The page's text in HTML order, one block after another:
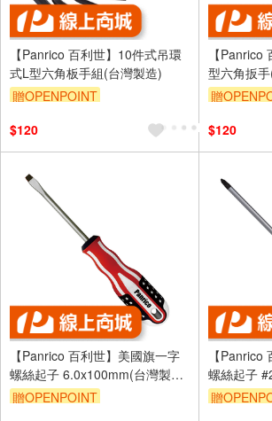
【Panrico 百利世】10件式吊環
式L型六角板手組(台灣製造)
贈OPENPOINT
$120
【Panrico
型六角扳
贈
$120
【Panrico 百利世】美國旗一字
螺絲起子 6.0x100mm(台灣製造
複合式起子 螺絲起子)
贈OPENPOINT
【Panrico
螺絲起子
贈